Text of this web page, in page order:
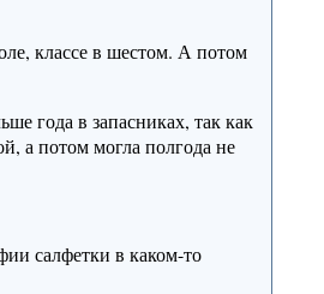
классе в шестом. А потом
года в запасниках, так как
а потом могла полгода не
салфетки в каком-то